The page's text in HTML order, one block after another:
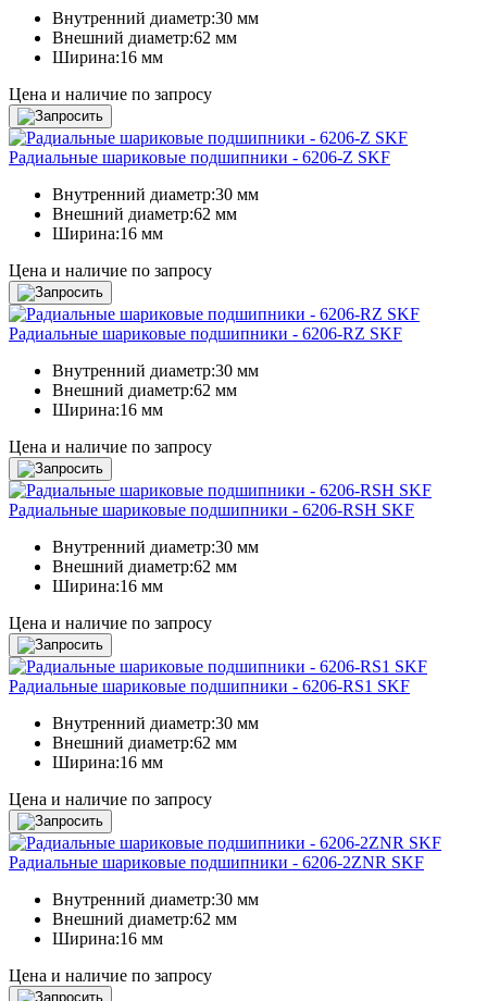
Внутренний диаметр:30 мм
Внешний диаметр:62 мм
Ширина:16 мм
Цена и наличие по запросу
Радиальные шариковые подшипники - 6206-Z SKF
Внутренний диаметр:30 мм
Внешний диаметр:62 мм
Ширина:16 мм
Цена и наличие по запросу
Радиальные шариковые подшипники - 6206-RZ SKF
Внутренний диаметр:30 мм
Внешний диаметр:62 мм
Ширина:16 мм
Цена и наличие по запросу
Радиальные шариковые подшипники - 6206-RSH SKF
Внутренний диаметр:30 мм
Внешний диаметр:62 мм
Ширина:16 мм
Цена и наличие по запросу
Радиальные шариковые подшипники - 6206-RS1 SKF
Внутренний диаметр:30 мм
Внешний диаметр:62 мм
Ширина:16 мм
Цена и наличие по запросу
Радиальные шариковые подшипники - 6206-2ZNR SKF
Внутренний диаметр:30 мм
Внешний диаметр:62 мм
Ширина:16 мм
Цена и наличие по запросу